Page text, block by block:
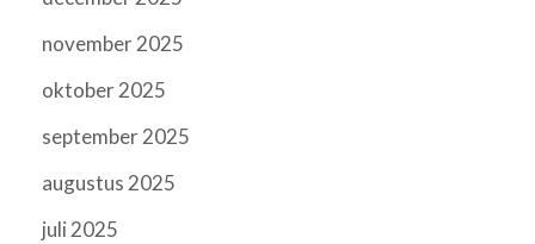
november 2025
oktober 2025
september 2025
augustus 2025
juli 2025